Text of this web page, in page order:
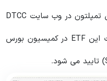
شدن ETF اسپات اتریوم فرانکلین تمپلتون در وب سایت DTCC
به این معنی نیست که درخواست این ETF در کمیسیون بورس